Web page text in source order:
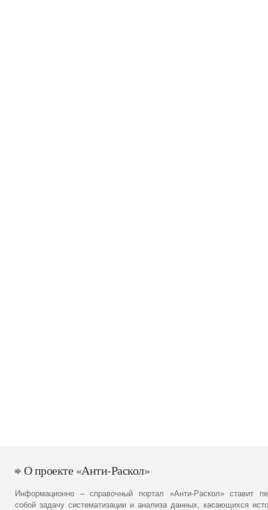
О проекте «Анти-Раскол»
Информационно – справочный портал «Анти-Раскол» ставит
собой задачу систематизации и анализа данных, касающихся